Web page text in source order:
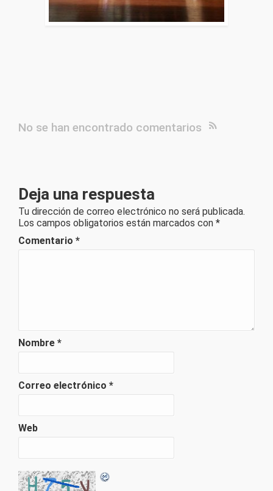
No se han encontrado comentarios
Deja una respuesta
Tu dirección de correo electrónico no será publicada.
Los campos obligatorios están marcados con *
Comentario *
Nombre *
Correo electrónico *
Web